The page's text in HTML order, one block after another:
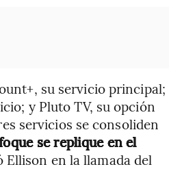
su servicio principal;
y Pluto TV, su opción
servicios se consoliden
se replique en el
Ellison en la llamada del